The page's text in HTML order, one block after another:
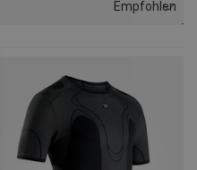
Empfohlen